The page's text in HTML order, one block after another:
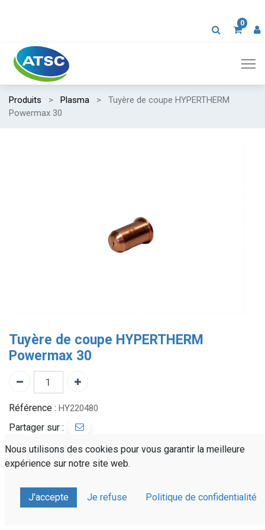
0
Produits Plasma
Tuyère de coupe HYPERTHERM
Powermax 30
Tuyère de coupe HYPERTHERM
Powermax 30
Référence : HY220480
Partager sur :
Nous utilisons des cookies pour vous garantir la meilleure
expérience sur notre site web.
J'accepte Je refuse Politique de confidentialité